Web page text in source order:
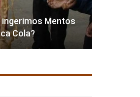
ingerimos Mentos
Cola?